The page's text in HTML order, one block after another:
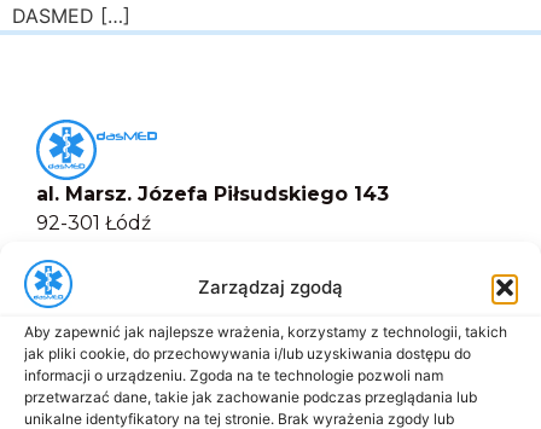
Zarządzaj zgodą
Aby zapewnić jak najlepsze wrażenia, korzystamy z technologii, takich
jak pliki cookie, do przechowywania i/lub uzyskiwania dostępu do
informacji o urządzeniu. Zgoda na te technologie pozwoli nam
przetwarzać dane, takie jak zachowanie podczas przeglądania lub
unikalne identyfikatory na tej stronie. Brak wyrażenia zgody lub
DASMED […]
al. Marsz. Józefa Piłsudskiego 143
92-301 Łódź
biuro@dasmed.pl
Menu
Start
O nas